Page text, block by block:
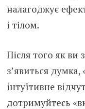
налагоджує
і тілом.
Після того як ви
з’явиться думка,
інтуїтивне
дотримуйтесь